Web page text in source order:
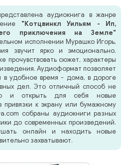
аудиокнига в жанре
"Котцвинкл Уильям - Ип,
приключения на Земле"
исполнении Мурашко Игорь,
звучит ярко и эмоционально.
прочувствовать сюжет, характеры
Аудиоформат позволяет
в удобное время - дома, в дороге
дел. Это отличный способ не
и открыть для себя новые
к экрану или бумажному
собраны аудиокниги разных
до современных произведений.
онлайн и находить новые
захватывают.